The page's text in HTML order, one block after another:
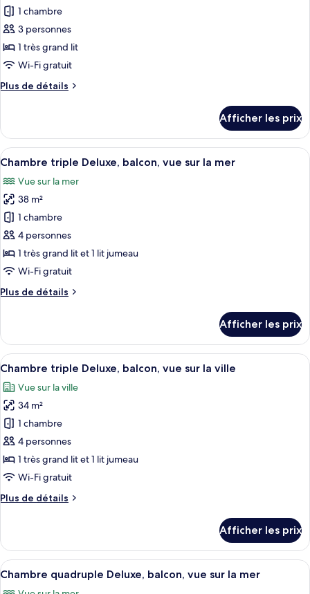
la
mer
pour
ce
type
de
chambre :
Chambre
balcon,
vue
sur
la
ville
1 chambre
3 personnes
1 très grand lit
Wi-Fi gratuit
Plus de détails
Plus
Chambre
Deluxe
double,
vue
sur
la
ville
Afficher les prix
Afficher
toutes
les
photos
pour
ce
type
de
chambre :
Chambre
balcon,
vue
sur
la
mer
Une chambre moderne avec deux
7
Chambre triple Deluxe, balcon, vue sur la mer
Vue sur la mer
38 m²
1 chambre
4 personnes
1 très grand lit et 1 lit jumeau
Wi-Fi gratuit
Plus de détails
Plus
Chambre
triple
Deluxe,
vue
sur
la
mer
Afficher les prix
Afficher
toutes
les
photos
pour
ce
type
de
chambre :
Chambre
balcon,
vue
sur
Une chambre d’hôtel avec deux lits,
6
Chambre triple Deluxe, balcon, vue sur la ville
Vue sur la ville
34 m²
1 chambre
4 personnes
1 très grand lit et 1 lit jumeau
Wi-Fi gratuit
Plus de détails
Plus
Chambre
triple
Deluxe,
Afficher les prix
Afficher
toutes
Une chambre d’hôtel avec deux lits,
6
Chambre quadruple Deluxe, balcon, vue sur la mer